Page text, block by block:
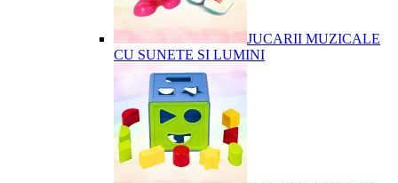
JUCARII MUZICALE
CU SUNETE SI LUMINI